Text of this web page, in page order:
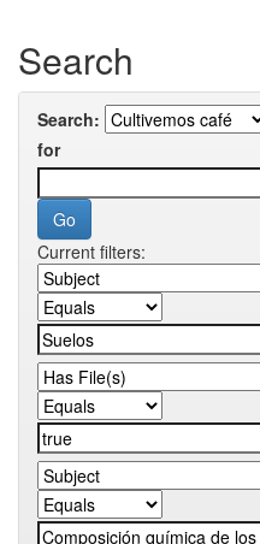
Search
Search:
for
Current filters: